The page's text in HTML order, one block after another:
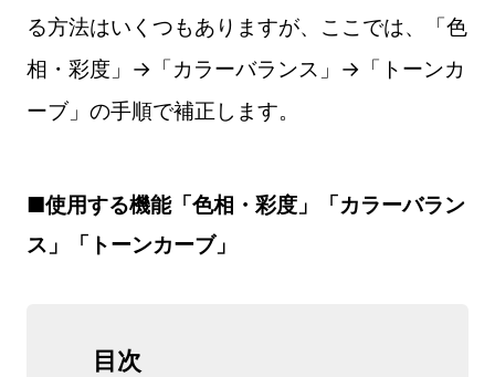
る方法はいくつもありますが、ここでは、「色
相・彩度」→「カラーバランス」→「トーンカ
ーブ」の手順で補正します。
■使用する機能「色相・彩度」「カラーバラン
ス」「トーンカーブ」
目次